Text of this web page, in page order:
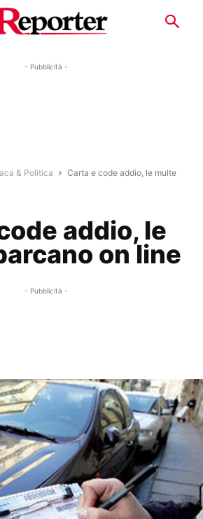
- Pubblicità -
& Politica
Carta e code addio, le multe
addio, le
on line
- Pubblicità -